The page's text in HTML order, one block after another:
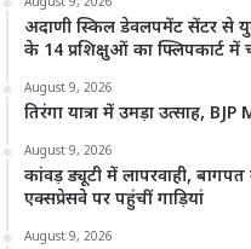
अदाणी स्किल डेवलपमेंट सेंटर से
के 14 प्रशिक्षुओं का फ्लिपकार्ट में
August 9, 2026
तिरंगा यात्रा में उमड़ा उत्साह,
August 9, 2026
कांवड़ ड्यूटी में लापरवाही,
एक्सप्रेसवे पर पहुंचीं गाड़ियां
August 9, 2026